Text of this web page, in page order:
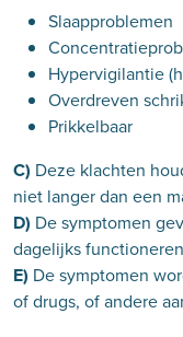
Slaapproblemen
Hypervigilantie
Overdreven
Prikkelbaar
C) Deze klachten
niet langer dan een
D) De symptomen
dagelijks
E) De symptomen
of drugs, of andere